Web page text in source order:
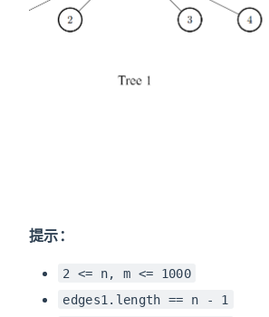
提示：
2 <= n, m <= 1000
edges1.length == n - 1